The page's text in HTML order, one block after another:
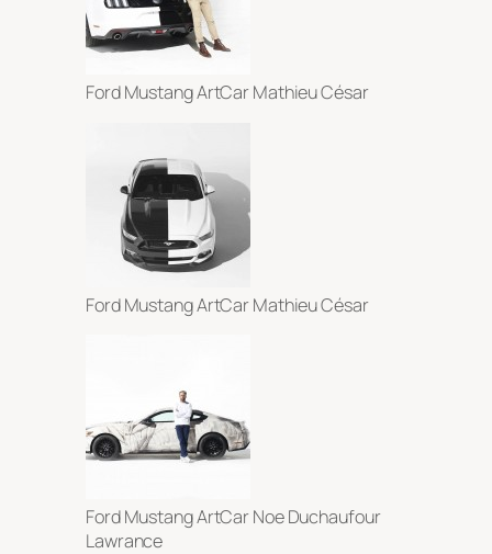
Ford Mustang ArtCar Mathieu César
Ford Mustang ArtCar Mathieu César
Ford Mustang ArtCar Noe Duchaufour
Lawrance